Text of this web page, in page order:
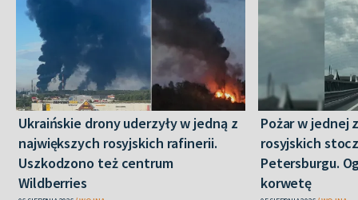
Ukraińskie drony uderzyły w jedną z
największych rosyjskich rafinerii.
Uszkodzono też centrum
Wildberries
Pożar w jednej
rosyjskich
Petersburgu.
korwetę